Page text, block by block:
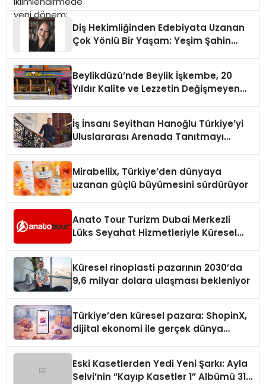
Diş Hekimliğinden Edebiyata Uzanan
Çok Yönlü Bir Yaşam: Yeşim Şahin
Beylikdüzü’nde Beylik İşkembe, 20
Yıldır Kalite ve Lezzetin Değişmeyen
İş İnsanı Seyithan Hanoğlu Türkiye’yi
Uluslararası Arenada Tanıtmayı
Mirabellix, Türkiye’den dünyaya
uzanan güçlü büyümesini sürdürüyor
Anato Tour Turizm Dubai Merkezli
Lüks Seyahat Hizmetleriyle Küresel
Küresel rinoplasti pazarının 2030’da
9,6 milyar dolara ulaşması bekleniyor
Türkiye’den küresel pazara: ShopinX,
dijital ekonomi ile gerçek dünya
Eski Kasetlerden Yedi Yeni Şarkı: Ayla
Selvi’nin “Kayıp Kasetler 1” Albümü 31